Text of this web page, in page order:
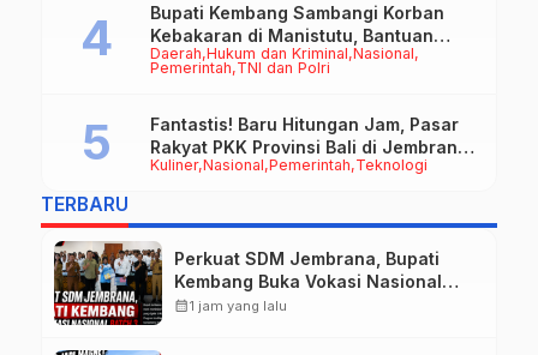
Daerah Hukum dan Kriminal Nasional
Pemerintah TNI dan Polri
Bupati Kembang Sambangi Korban
Kebakaran di Manistutu, Bantuan
Disalurkan untuk Ringankan Beban
Kuliner Nasional Pemerintah Teknologi
Fantastis! Baru Hitungan Jam, Pasar
Rakyat PKK Provinsi Bali di Jembrana
Raup Omzet Ratusan Juta
TERBARU
Perkuat SDM Jembrana, Bupati
Kembang Buka Vokasi Nasional
Batch 3
calendar_month1 jam yang lalu